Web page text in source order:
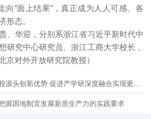
向“面上结果”，真正成为人人可感、各
形态。
华迎，分别系浙江省习近平新时代中
研究中心研究员、浙江工商大学校长，
京对外开放研究院教授）
上一篇：魏华:发挥高校源头创新优势 促进产学研深度融合实现更多突破
握因地制宜发展新质生产力的实践要求